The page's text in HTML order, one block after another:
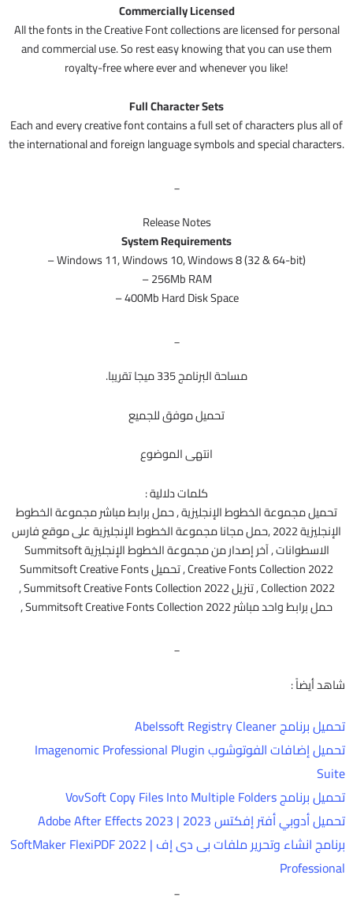
Commercially Licensed
All the fonts in the Creative Font collections are licensed for personal
and commercial use. So rest easy knowing that you can use them
royalty-free where ever and whenever you like!
Full Character Sets
Each and every creative font contains a full set of characters plus all of
the international and foreign language symbols and special characters.
_
Release Notes
System Requirements
– Windows 11, Windows 10, Windows 8 (32 & 64-bit)
– 256Mb RAM
– 400Mb Hard Disk Space
_
مساحة البرنامج 335 ميجا تقريبا.
تحميل موفق للجميع
انتهى الموضوع
كلمات دلالية :
تحميل مجموعة الخطوط الإنجليزية , حمل برابط مباشر مجموعة الخطوط
الإنجليزية 2022 ,حمل مجانا مجموعة الخطوط الإنجليزية على موقع فارس
الاسطوانات , آخر إصدار من مجموعة الخطوط الإنجليزية Summitsoft
Creative Fonts Collection 2022 , تحميل Summitsoft Creative Fonts
Collection 2022 , تنزيل Summitsoft Creative Fonts Collection 2022 ,
حمل برابط واحد مباشر Summitsoft Creative Fonts Collection 2022 ,
_
شاهد أيضاً :
تحميل برنامج Abelssoft Registry Cleaner
تحميل إضافات الفوتوشوب Imagenomic Professional Plugin
Suite
تحميل برنامج VovSoft Copy Files Into Multiple Folders
تحميل أدوبي أفتر إفكتس 2023 | Adobe After Effects 2023
برنامج انشاء وتحرير ملفات بى دى إف | SoftMaker FlexiPDF 2022
Professional
_